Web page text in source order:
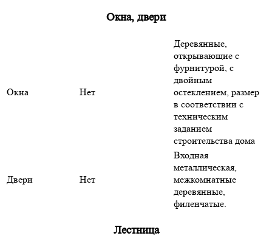
Окна, двери
Окна Нет
Деревянные,
открывающие с
фурнитурой, с
двойным
остеклением, размер
в соответствии с
техническим
заданием
строительства дома
Двери Нет
Входная
металлическая,
межкомнатные
деревянные,
филенчатые.
Лестница